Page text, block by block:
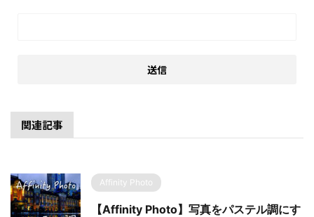
関連記事
Affinity Photo
【Affinity Photo】写真をパステル調にす